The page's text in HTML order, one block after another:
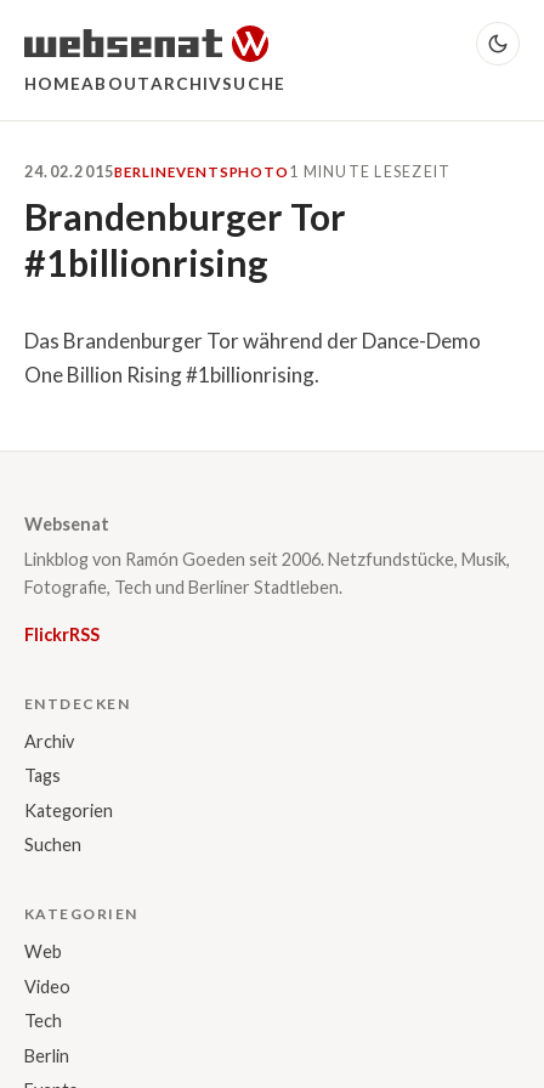
HOMEABOUTARCHIVSUCHE
24.02.2015BERLINEVENTSPHOTO 1 MINUTE LESEZEIT
Brandenburger Tor
#1billionrising
Das Brandenburger Tor während der Dance-Demo
One Billion Rising #1billionrising.
Websenat
Linkblog von Ramón Goeden seit 2006. Netzfundstücke, Musik,
Fotografie, Tech und Berliner Stadtleben.
FlickrRSS
ENTDECKEN
Archiv
Tags
Kategorien
Suchen
KATEGORIEN
Web
Video
Tech
Berlin